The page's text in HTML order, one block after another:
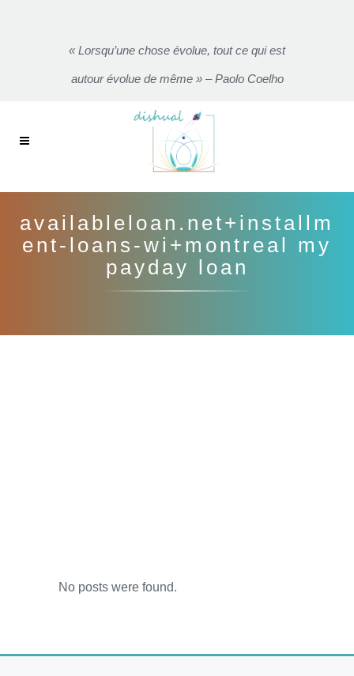
« Lorsqu’une chose évolue, tout ce qui est
autour évolue de même » – Paolo Coelho
availableloan.net+installm
ent-loans-wi+montreal my
payday loan
No posts were found.